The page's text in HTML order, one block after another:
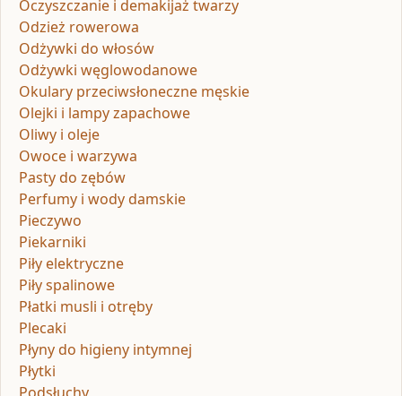
Oczyszczanie i demakijaż twarzy
Odzież rowerowa
Odżywki do włosów
Odżywki węglowodanowe
Okulary przeciwsłoneczne męskie
Olejki i lampy zapachowe
Oliwy i oleje
Owoce i warzywa
Pasty do zębów
Perfumy i wody damskie
Pieczywo
Piekarniki
Piły elektryczne
Piły spalinowe
Płatki musli i otręby
Plecaki
Płyny do higieny intymnej
Płytki